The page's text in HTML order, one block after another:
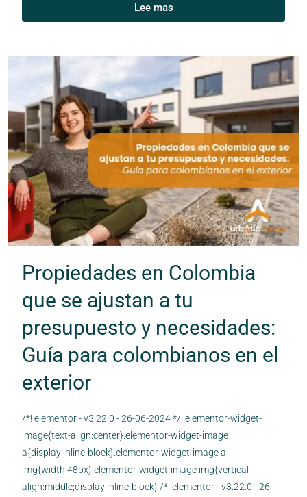
Lee mas
Propiedades en Colombia
que se ajustan a tu
presupuesto y necesidades:
Guía para colombianos en el
exterior
/*! elementor - v3.22.0 - 26-06-2024 */ .elementor-widget-
image{text-align:center}.elementor-widget-image
a{display:inline-block}.elementor-widget-image a
img{width:48px}.elementor-widget-image img{vertical-
align:middle;display:inline-block} /*! elementor - v3.22.0 - 26-